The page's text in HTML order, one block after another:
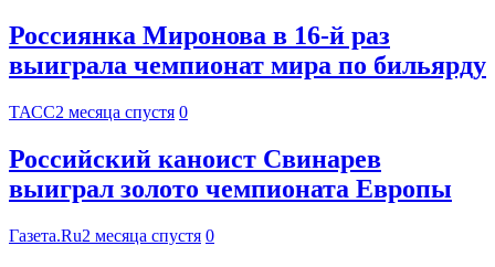
Россиянка Миронова в 16-й раз
выиграла чемпионат мира по бильярду
ТАСС2 месяца спустя 0
Российский каноист Свинарев
выиграл золото чемпионата Европы
Газета.Ru2 месяца спустя 0